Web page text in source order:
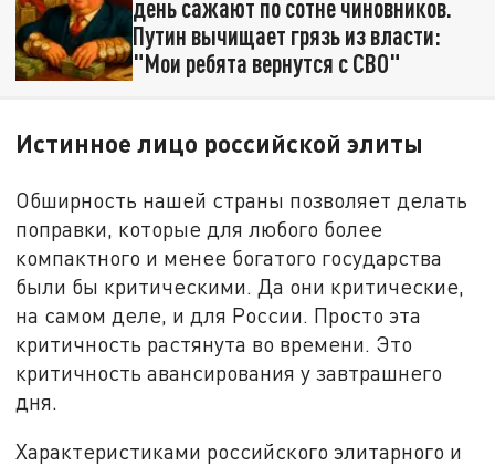
день сажают по сотне чиновников.
Путин вычищает грязь из власти:
"Мои ребята вернутся с СВО"
Истинное лицо российской элиты
Обширность нашей страны позволяет делать
поправки, которые для любого более
компактного и менее богатого государства
были бы критическими. Да они критические,
на самом деле, и для России. Просто эта
критичность растянута во времени. Это
критичность авансирования у завтрашнего
дня.
Характеристиками российского элитарного и